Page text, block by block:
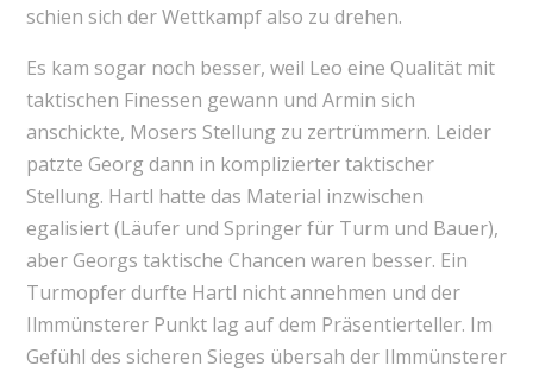
schien sich der Wettkampf also zu drehen.
Es kam sogar noch besser, weil Leo eine Qualität mit
taktischen Finessen gewann und Armin sich
anschickte, Mosers Stellung zu zertrümmern. Leider
patzte Georg dann in komplizierter taktischer
Stellung. Hartl hatte das Material inzwischen
egalisiert (Läufer und Springer für Turm und Bauer),
aber Georgs taktische Chancen waren besser. Ein
Turmopfer durfte Hartl nicht annehmen und der
Ilmmünsterer Punkt lag auf dem Präsentierteller. Im
Gefühl des sicheren Sieges übersah der Ilmmünsterer